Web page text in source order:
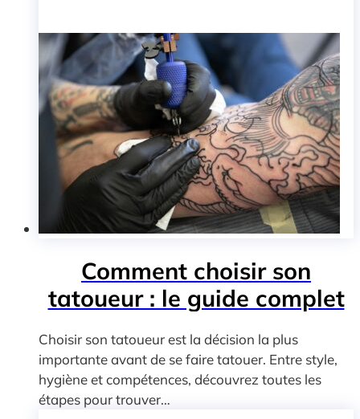
Comment choisir son
tatoueur : le guide complet
Choisir son tatoueur est la décision la plus
importante avant de se faire tatouer. Entre style,
hygiène et compétences, découvrez toutes les
étapes pour trouver…